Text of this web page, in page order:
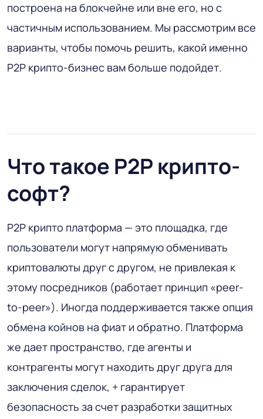
построена на блокчейне или вне его, но с
частичным использованием. Мы рассмотрим все
варианты, чтобы помочь решить, какой именно
P2P крипто-бизнес вам больше подойдет.
Что такое P2P крипто-
софт?
P2P крипто платформа — это площадка, где
пользователи могут напрямую обменивать
криптовалюты друг с другом, не привлекая к
этому посредников (работает принцип «peer-
to-peer»). Иногда поддерживается также опция
обмена койнов на фиат и обратно. Платформа
же дает пространство, где агенты и
контрагенты могут находить друг друга для
заключения сделок, + гарантирует
безопасность за счет разработки защитных